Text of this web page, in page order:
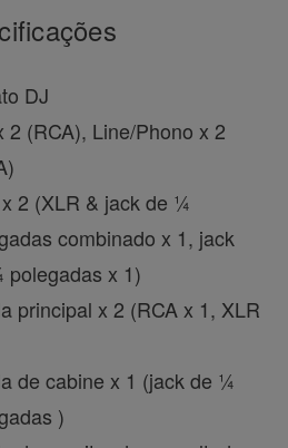
DJ
2 (RCA), Line/Phono x 2
2 (XLR & jack de ¼
combinado x 1, jack
x 1)
principal x 2 (RCA x 1, XLR
de cabine x 1 (jack de ¼
)